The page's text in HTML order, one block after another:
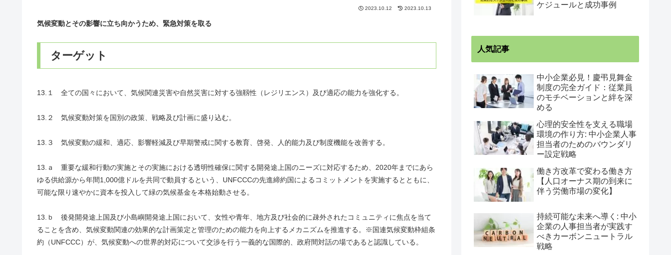
2023.10.12 2023.10.13
気候変動とその影響に立ち向かうため、緊急対策を取る
ターゲット
13.１ 全ての国々において、気候関連災害や自然災害に対する強靱性（レジリエンス）及び適応の能力を強化する。
13.２ 気候変動対策を国別の政策、戦略及び計画に盛り込む。
13.３ 気候変動の緩和、適応、影響軽減及び早期警戒に関する教育、啓発、人的能力及び制度機能を改善する。
13.ａ 重要な緩和行動の実施とその実施における透明性確保に関する開発途上国のニーズに対応するため、2020年までにあら
ゆる供給源から年間1,000億ドルを共同で動員するという、UNFCCCの先進締約国によるコミットメントを実施するとともに、
可能な限り速やかに資本を投入して緑の気候基金を本格始動させる。
13.ｂ 後発開発途上国及び小島嶼開発途上国において、女性や青年、地方及び社会的に疎外されたコミュニティに焦点を当て
ることを含め、気候変動関連の効果的な計画策定と管理のための能力を向上するメカニズムを推進する。※国連気候変動枠組条
約（UNFCCC）が、気候変動への世界的対応について交渉を行う一義的な国際的、政府間対話の場であると認識している。
ケジュールと成功事例
人気記事
中小企業必見！慶弔見舞金
制度の完全ガイド：従業員
のモチベーションと絆を深
める
心理的安全性を支える職場
環境の作り方: 中小企業人事
担当者のためのバウンダリ
ー設定戦略
働き方改革で変わる働き方
【人口オーナス期の到来に
伴う労働市場の変化】
持続可能な未来へ導く: 中小
企業の人事担当者が実践す
べきカーボンニュートラル
戦略